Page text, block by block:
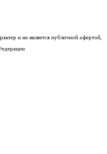
и не является публичной офертой,